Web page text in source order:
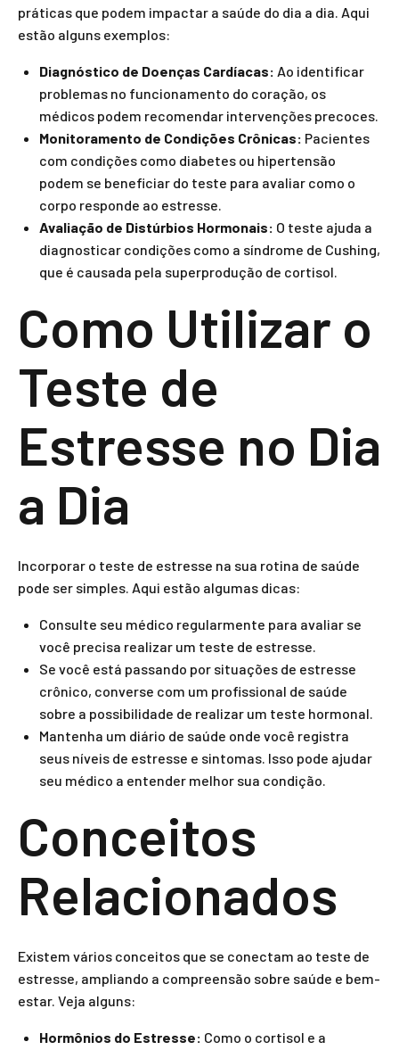
práticas que podem impactar a saúde do dia a dia. Aqui
estão alguns exemplos:
Diagnóstico de Doenças Cardíacas: Ao identificar
problemas no funcionamento do coração, os
médicos podem recomendar intervenções precoces.
Monitoramento de Condições Crônicas: Pacientes
com condições como diabetes ou hipertensão
podem se beneficiar do teste para avaliar como o
corpo responde ao estresse.
Avaliação de Distúrbios Hormonais: O teste ajuda a
diagnosticar condições como a síndrome de Cushing,
que é causada pela superprodução de cortisol.
Como Utilizar o
Teste de
Estresse no Dia
a Dia
Incorporar o teste de estresse na sua rotina de saúde
pode ser simples. Aqui estão algumas dicas:
Consulte seu médico regularmente para avaliar se
você precisa realizar um teste de estresse.
Se você está passando por situações de estresse
crônico, converse com um profissional de saúde
sobre a possibilidade de realizar um teste hormonal.
Mantenha um diário de saúde onde você registra
seus níveis de estresse e sintomas. Isso pode ajudar
seu médico a entender melhor sua condição.
Conceitos
Relacionados
Existem vários conceitos que se conectam ao teste de
estresse, ampliando a compreensão sobre saúde e bem-
estar. Veja alguns:
Hormônios do Estresse: Como o cortisol e a